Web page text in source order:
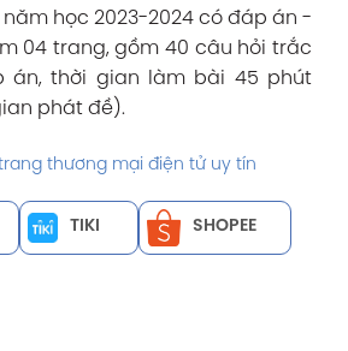
năm học 2023-2024 có đáp án -
04 trang, gồm 40 câu hỏi trắc
án, thời gian làm bài 45 phút
phát đề).
thương mại điện tử uy tín
TIKI SHOPEE